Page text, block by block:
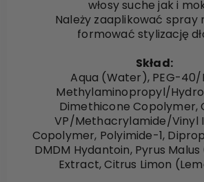
włosy suche jak i
Należy zaaplikować spray
formować stylizację
Skład:
Aqua (Water), PEG-40/
Methylaminopropyl/
Dimethicone Copolymer,
VP/Methacrylamide/Vinyl
Copolymer, Polyimide-1,
DMDM Hydantoin, Pyrus
Extract, Citrus Limon